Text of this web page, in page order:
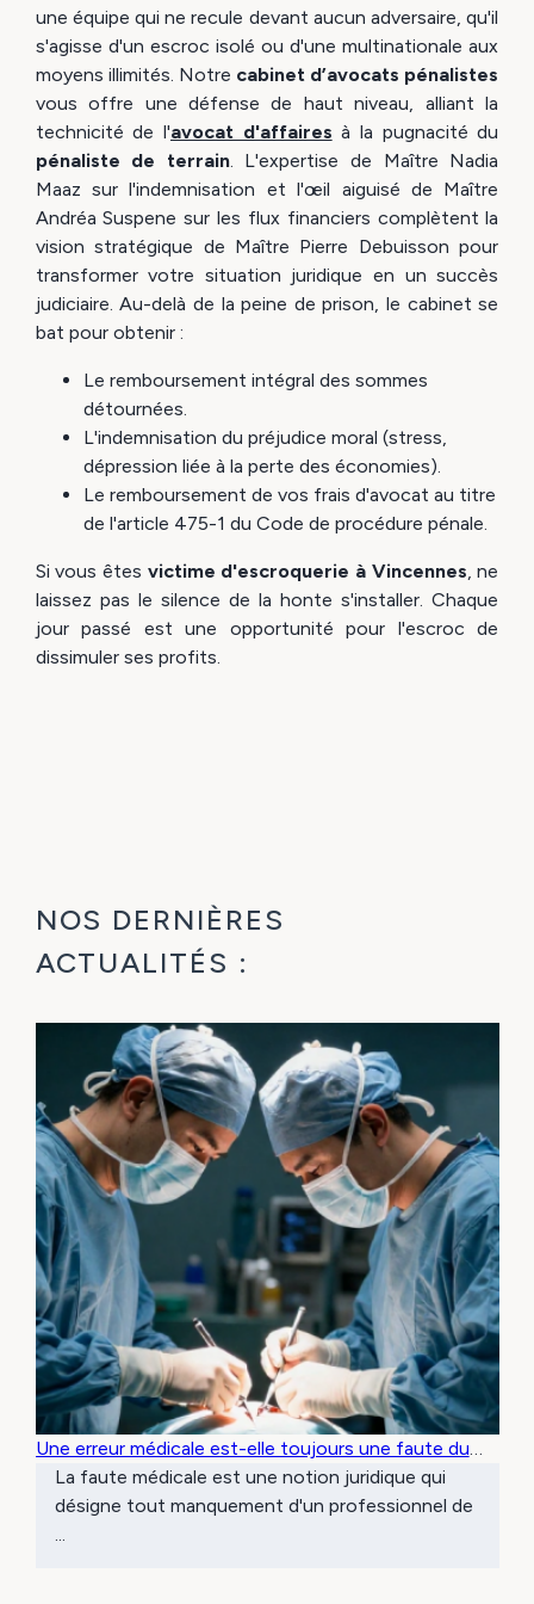
une équipe qui ne recule devant aucun adversaire, qu'il
s'agisse d'un escroc isolé ou d'une multinationale aux
moyens illimités. Notre cabinet d’avocats pénalistes
vous offre une défense de haut niveau, alliant la
technicité de l'avocat d'affaires à la pugnacité du
pénaliste de terrain. L'expertise de Maître Nadia
Maaz sur l'indemnisation et l'œil aiguisé de Maître
Andréa Suspene sur les flux financiers complètent la
vision stratégique de Maître Pierre Debuisson pour
transformer votre situation juridique en un succès
judiciaire. Au-delà de la peine de prison, le cabinet se
bat pour obtenir :
Le remboursement intégral des sommes
détournées.
L'indemnisation du préjudice moral (stress,
dépression liée à la perte des économies).
Le remboursement de vos frais d'avocat au titre
de l'article 475-1 du Code de procédure pénale.
Si vous êtes victime d'escroquerie à Vincennes, ne
laissez pas le silence de la honte s'installer. Chaque
jour passé est une opportunité pour l'escroc de
dissimuler ses profits.
NOS DERNIÈRES
ACTUALITÉS :
Une erreur médicale est-elle toujours une faute du
médecin ?
La faute médicale est une notion juridique qui
désigne tout manquement d'un professionnel de